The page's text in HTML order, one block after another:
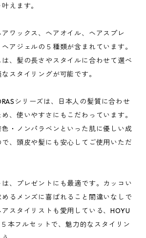
えます。
ワックス、ヘアオイル、ヘアスプレ
アジェルの５種類が含まれています。
、髪の長さやスタイルに合わせて選べ
スタイリングが可能です。
シリーズは、日本人の髪質に合わせ
、使いやすさにもこだわっています。
色・ノンパラベンといった肌に優しい成
、頭皮や髪にも安心してご使用いただ
、プレゼントにも最適です。カッコい
るメンズに喜ばれること間違いなしで
スタイリストも愛用している、HOYU
本フルセットで、魅力的なスタイリン